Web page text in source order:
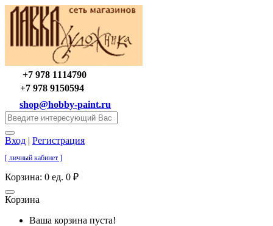
+7 978 1114790
+7 978 9150594
shop@hobby-paint.ru
Вход | Регистрация
[ личный кабинет ]
Корзина: 0 ед. 0 ₽
Корзина
Ваша корзина пуста!